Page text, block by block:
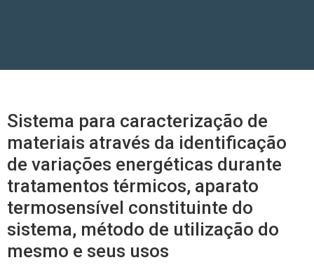
Sistema para caracterização de
materiais através da identificação
de variações energéticas durante
tratamentos térmicos, aparato
termosensível constituinte do
sistema, método de utilização do
mesmo e seus usos